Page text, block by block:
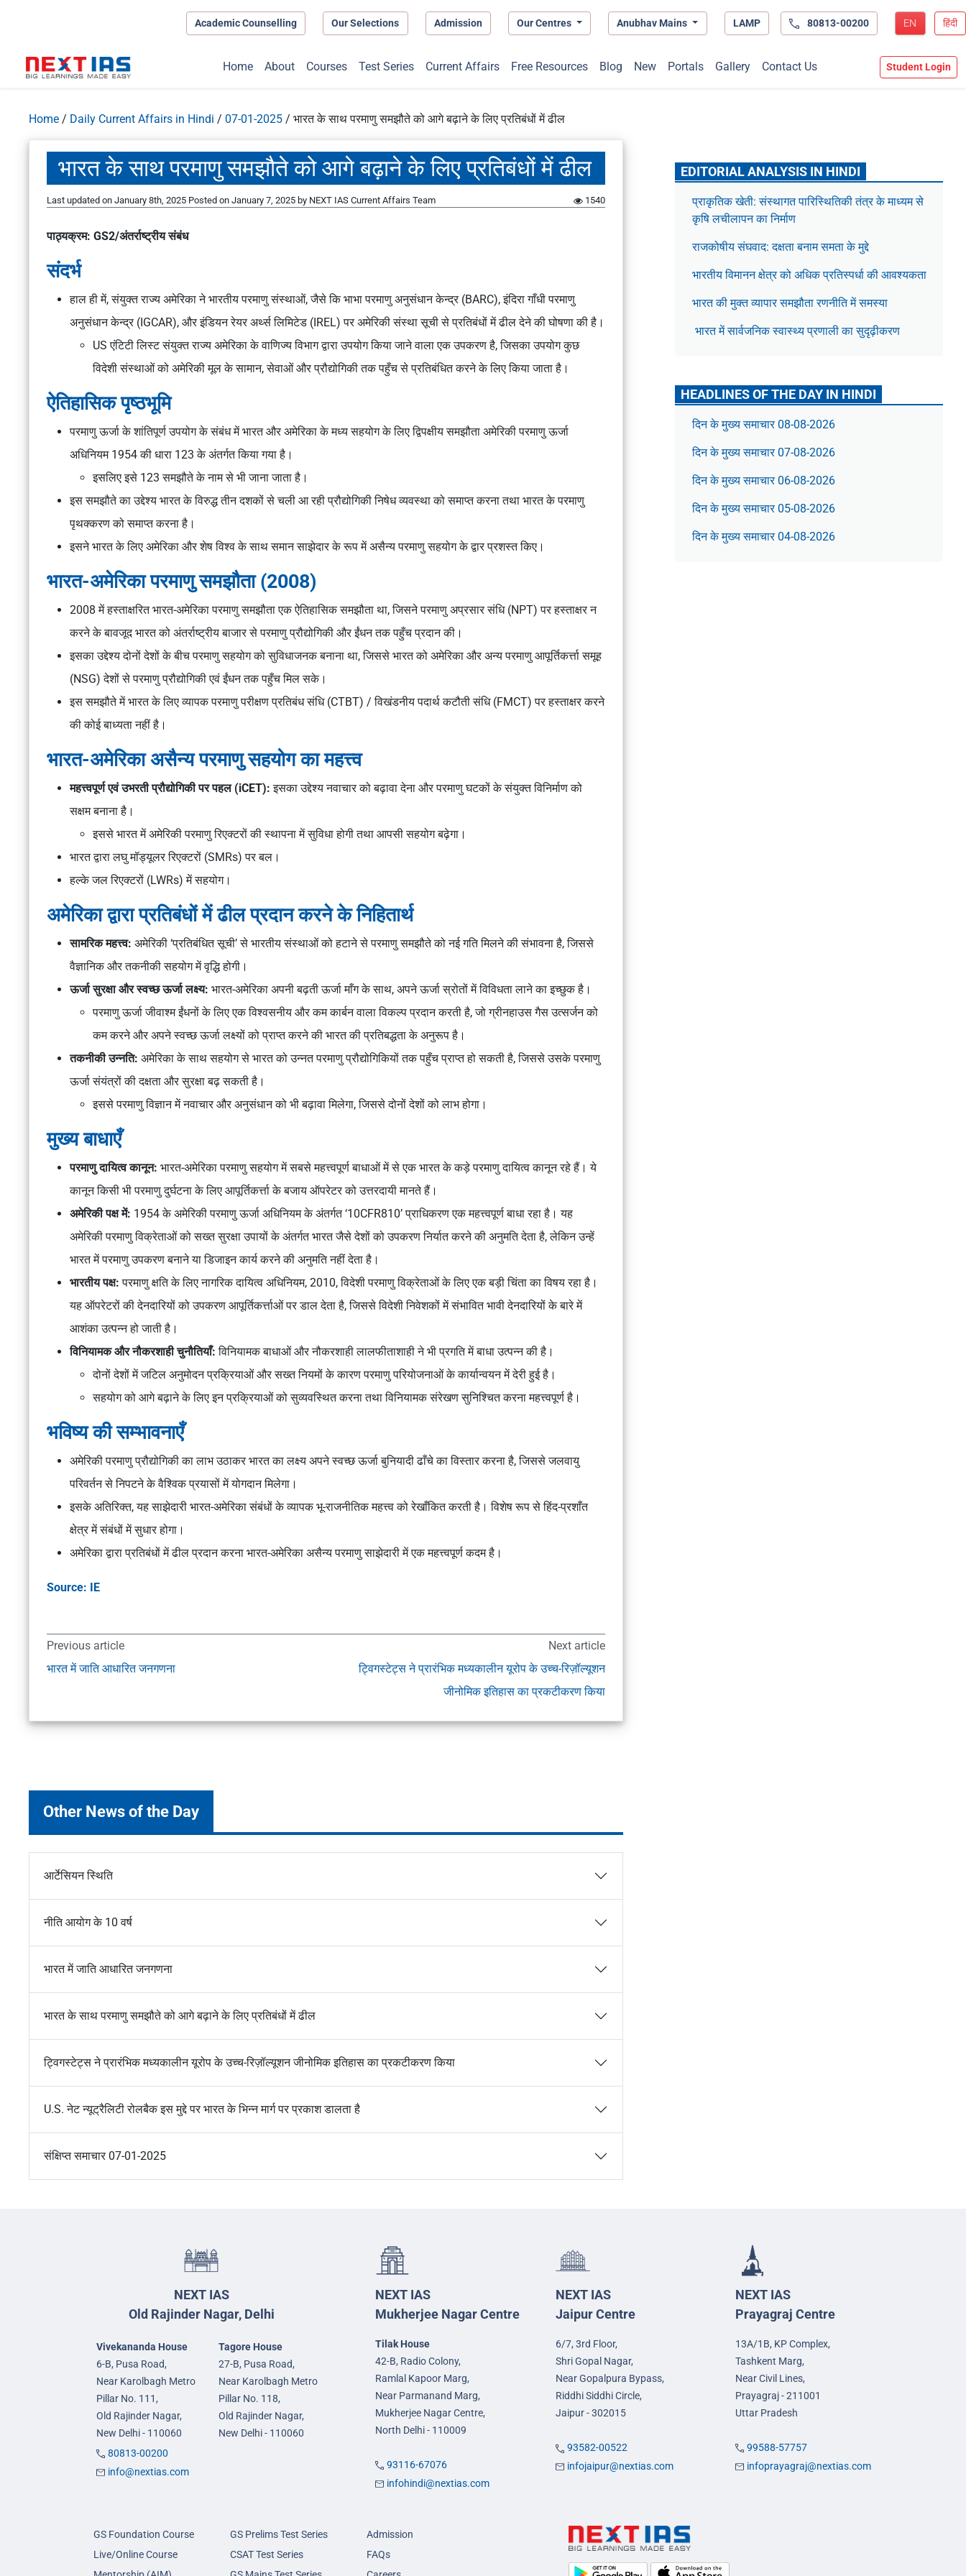
Academic Counselling Our Selections Admission Our Centres Anubhav Mains LAMP 80813-00200 EN हिंदी
Home About Courses Test Series Current Affairs Free Resources Blog New Portals Gallery Contact Us Student Login
Home / Daily Current Affairs in Hindi / 07-01-2025 / भारत के साथ परमाणु समझौते को आगे बढ़ाने के लिए प्रतिबंधों में ढील
भारत के साथ परमाणु समझौते को आगे बढ़ाने के लिए प्रतिबंधों में ढील
Last updated on January 8th, 2025 Posted on January 7, 2025 by NEXT IAS Current Affairs Team 1540
पाठ्यक्रम: GS2/अंतर्राष्ट्रीय संबंध
संदर्भ
हाल ही में, संयुक्त राज्य अमेरिका ने भारतीय परमाणु संस्थाओं, जैसे कि भाभा परमाणु अनुसंधान केन्द्र (BARC), इंदिरा गाँधी परमाणु
अनुसंधान केन्द्र (IGCAR), और इंडियन रेयर अर्थ्स लिमिटेड (IREL) पर अमेरिकी संस्था सूची से प्रतिबंधों में ढील देने की घोषणा की है।
US एंटिटी लिस्ट संयुक्त राज्य अमेरिका के वाणिज्य विभाग द्वारा उपयोग किया जाने वाला एक उपकरण है, जिसका उपयोग कुछ
विदेशी संस्थाओं को अमेरिकी मूल के सामान, सेवाओं और प्रौद्योगिकी तक पहुँच से प्रतिबंधित करने के लिए किया जाता है।
ऐतिहासिक पृष्ठभूमि
परमाणु ऊर्जा के शांतिपूर्ण उपयोग के संबंध में भारत और अमेरिका के मध्य सहयोग के लिए द्विपक्षीय समझौता अमेरिकी परमाणु ऊर्जा
अधिनियम 1954 की धारा 123 के अंतर्गत किया गया है।
इसलिए इसे 123 समझौते के नाम से भी जाना जाता है।
इस समझौते का उद्देश्य भारत के विरुद्ध तीन दशकों से चली आ रही प्रौद्योगिकी निषेध व्यवस्था को समाप्त करना तथा भारत के परमाणु
पृथक्करण को समाप्त करना है।
इसने भारत के लिए अमेरिका और शेष विश्व के साथ समान साझेदार के रूप में असैन्य परमाणु सहयोग के द्वार प्रशस्त किए।
भारत-अमेरिका परमाणु समझौता (2008)
2008 में हस्ताक्षरित भारत-अमेरिका परमाणु समझौता एक ऐतिहासिक समझौता था, जिसने परमाणु अप्रसार संधि (NPT) पर हस्ताक्षर न
करने के बावजूद भारत को अंतर्राष्ट्रीय बाजार से परमाणु प्रौद्योगिकी और ईंधन तक पहुँच प्रदान की।
इसका उद्देश्य दोनों देशों के बीच परमाणु सहयोग को सुविधाजनक बनाना था, जिससे भारत को अमेरिका और अन्य परमाणु आपूर्तिकर्त्ता समूह
(NSG) देशों से परमाणु प्रौद्योगिकी एवं ईंधन तक पहुँच मिल सके।
इस समझौते में भारत के लिए व्यापक परमाणु परीक्षण प्रतिबंध संधि (CTBT) / विखंडनीय पदार्थ कटौती संधि (FMCT) पर हस्ताक्षर करने
की कोई बाध्यता नहीं है।
भारत-अमेरिका असैन्य परमाणु सहयोग का महत्त्व
महत्त्वपूर्ण एवं उभरती प्रौद्योगिकी पर पहल (iCET):इसका उद्देश्य नवाचार को बढ़ावा देना और परमाणु घटकों के संयुक्त विनिर्माण को
सक्षम बनाना है।
इससे भारत में अमेरिकी परमाणु रिएक्टरों की स्थापना में सुविधा होगी तथा आपसी सहयोग बढ़ेगा।
भारत द्वारा लघु मॉड्यूलर रिएक्टरों (SMRs) पर बल।
हल्के जल रिएक्टरों (LWRs) में सहयोग।
अमेरिका द्वारा प्रतिबंधों में ढील प्रदान करने के निहितार्थ
सामरिक महत्त्व: अमेरिकी ‘प्रतिबंधित सूची’ से भारतीय संस्थाओं को हटाने से परमाणु समझौते को नई गति मिलने की संभावना है, जिससे
वैज्ञानिक और तकनीकी सहयोग में वृद्धि होगी।
ऊर्जा सुरक्षा और स्वच्छ ऊर्जा लक्ष्य: भारत-अमेरिका अपनी बढ़ती ऊर्जा माँग के साथ, अपने ऊर्जा स्रोतों में विविधता लाने का इच्छुक है।
परमाणु ऊर्जा जीवाश्म ईंधनों के लिए एक विश्वसनीय और कम कार्बन वाला विकल्प प्रदान करती है, जो ग्रीनहाउस गैस उत्सर्जन को
कम करने और अपने स्वच्छ ऊर्जा लक्ष्यों को प्राप्त करने की भारत की प्रतिबद्धता के अनुरूप है।
तकनीकी उन्नति: अमेरिका के साथ सहयोग से भारत को उन्नत परमाणु प्रौद्योगिकियों तक पहुँच प्राप्त हो सकती है, जिससे उसके परमाणु
ऊर्जा संयंत्रों की दक्षता और सुरक्षा बढ़ सकती है।
इससे परमाणु विज्ञान में नवाचार और अनुसंधान को भी बढ़ावा मिलेगा, जिससे दोनों देशों को लाभ होगा।
मुख्य बाधाएँ
परमाणु दायित्व कानून: भारत-अमेरिका परमाणु सहयोग में सबसे महत्त्वपूर्ण बाधाओं में से एक भारत के कड़े परमाणु दायित्व कानून रहे हैं। ये
कानून किसी भी परमाणु दुर्घटना के लिए आपूर्तिकर्त्ता के बजाय ऑपरेटर को उत्तरदायी मानते हैं।
अमेरिकी पक्ष में: 1954 के अमेरिकी परमाणु ऊर्जा अधिनियम के अंतर्गत ‘10CFR810’ प्राधिकरण एक महत्त्वपूर्ण बाधा रहा है। यह
अमेरिकी परमाणु विक्रेताओं को सख्त सुरक्षा उपायों के अंतर्गत भारत जैसे देशों को उपकरण निर्यात करने की अनुमति देता है, लेकिन उन्हें
भारत में परमाणु उपकरण बनाने या डिजाइन कार्य करने की अनुमति नहीं देता है।
भारतीय पक्ष:परमाणु क्षति के लिए नागरिक दायित्व अधिनियम, 2010, विदेशी परमाणु विक्रेताओं के लिए एक बड़ी चिंता का विषय रहा है।
यह ऑपरेटरों की देनदारियों को उपकरण आपूर्तिकर्त्ताओं पर डाल देता है, जिससे विदेशी निवेशकों में संभावित भावी देनदारियों के बारे में
आशंका उत्पन्न हो जाती है।
विनियामक और नौकरशाही चुनौतियाँ:विनियामक बाधाओं और नौकरशाही लालफीताशाही ने भी प्रगति में बाधा उत्पन्न की है।
दोनों देशों में जटिल अनुमोदन प्रक्रियाओं और सख्त नियमों के कारण परमाणु परियोजनाओं के कार्यान्वयन में देरी हुई है।
सहयोग को आगे बढ़ाने के लिए इन प्रक्रियाओं को सुव्यवस्थित करना तथा विनियामक संरेखण सुनिश्चित करना महत्त्वपूर्ण है।
भविष्य की सम्भावनाएँ
अमेरिकी परमाणु प्रौद्योगिकी का लाभ उठाकर भारत का लक्ष्य अपने स्वच्छ ऊर्जा बुनियादी ढाँचे का विस्तार करना है, जिससे जलवायु
परिवर्तन से निपटने के वैश्विक प्रयासों में योगदान मिलेगा।
इसके अतिरिक्त, यह साझेदारी भारत-अमेरिका संबंधों के व्यापक भू-राजनीतिक महत्त्व को रेखाँकित करती है। विशेष रूप से हिंद-प्रशाँत
क्षेत्र में संबंधों में सुधार होगा।
अमेरिका द्वारा प्रतिबंधों में ढील प्रदान करना भारत-अमेरिका असैन्य परमाणु साझेदारी में एक महत्त्वपूर्ण कदम है।
Source: IE
Previous article
भारत में जाति आधारित जनगणना
Next article
ट्विगस्टेट्स ने प्रारंभिक मध्यकालीन यूरोप के उच्च-रिज़ॉल्यूशन
जीनोमिक इतिहास का प्रकटीकरण किया
Other News of the Day
आर्टेसियन स्थिति
नीति आयोग के 10 वर्ष
भारत में जाति आधारित जनगणना
भारत के साथ परमाणु समझौते को आगे बढ़ाने के लिए प्रतिबंधों में ढील
ट्विगस्टेट्स ने प्रारंभिक मध्यकालीन यूरोप के उच्च-रिज़ॉल्यूशन जीनोमिक इतिहास का प्रकटीकरण किया
U.S. नेट न्यूट्रैलिटी रोलबैक इस मुद्दे पर भारत के भिन्न मार्ग पर प्रकाश डालता है
संक्षिप्त समाचार 07-01-2025
EDITORIAL ANALYSIS IN HINDI
प्राकृतिक खेती: संस्थागत पारिस्थितिकी तंत्र के माध्यम से
कृषि लचीलापन का निर्माण
राजकोषीय संघवाद: दक्षता बनाम समता के मुद्दे
भारतीय विमानन क्षेत्र को अधिक प्रतिस्पर्धा की आवश्यकता
भारत की मुक्त व्यापार समझौता रणनीति में समस्या
भारत में सार्वजनिक स्वास्थ्य प्रणाली का सुदृढ़ीकरण
HEADLINES OF THE DAY IN HINDI
दिन के मुख्य समाचार 08-08-2026
दिन के मुख्य समाचार 07-08-2026
दिन के मुख्य समाचार 06-08-2026
दिन के मुख्य समाचार 05-08-2026
दिन के मुख्य समाचार 04-08-2026
NEXT IAS
Old Rajinder Nagar, Delhi
Vivekananda House
6-B, Pusa Road,
Near Karolbagh Metro
Pillar No. 111,
Old Rajinder Nagar,
New Delhi - 110060
Tagore House
27-B, Pusa Road,
Near Karolbagh Metro
Pillar No. 118,
Old Rajinder Nagar,
New Delhi - 110060
80813-00200
info@nextias.com
NEXT IAS
Mukherjee Nagar Centre
Tilak House
42-B, Radio Colony,
Ramlal Kapoor Marg,
Near Parmanand Marg,
Mukherjee Nagar Centre,
North Delhi - 110009
93116-67076
infohindi@nextias.com
NEXT IAS
Jaipur Centre
6/7, 3rd Floor,
Shri Gopal Nagar,
Near Gopalpura Bypass,
Riddhi Siddhi Circle,
Jaipur - 302015
93582-00522
infojaipur@nextias.com
NEXT IAS
Prayagraj Centre
13A/1B, KP Complex,
Tashkent Marg,
Near Civil Lines,
Prayagraj - 211001
Uttar Pradesh
99588-57757
infoprayagraj@nextias.com
GS Foundation Course
Live/Online Course
GS Prelims Test Series
CSAT Test Series
Admission
FAQs